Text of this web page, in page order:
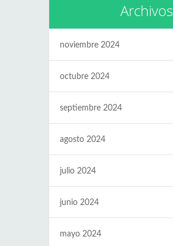
Archivos
noviembre 2024
octubre 2024
septiembre 2024
agosto 2024
julio 2024
junio 2024
mayo 2024